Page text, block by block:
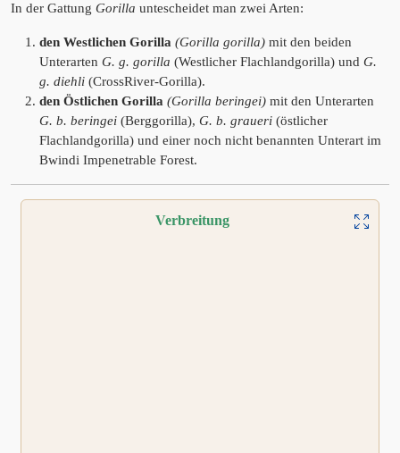
In der Gattung Gorilla untescheidet man zwei Arten:
den Westlichen Gorilla (Gorilla gorilla) mit den beiden
Unterarten G. g. gorilla (Westlicher Flachlandgorilla) und G.
g. diehli (CrossRiver-Gorilla).
den Östlichen Gorilla (Gorilla beringei) mit den Unterarten
G. b. beringei (Berggorilla), G. b. graueri (östlicher
Flachlandgorilla) und einer noch nicht benannten Unterart im
Bwindi Impenetrable Forest.
Verbreitung